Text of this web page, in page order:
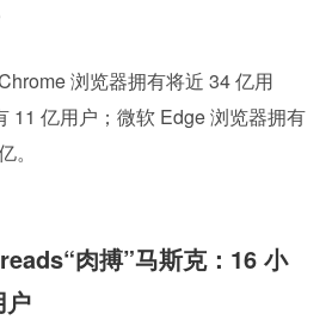
浏览器拥有将近 34 亿用
11 亿用户；微软 Edge 浏览器拥有
。
肉搏”马斯克：16 小
户